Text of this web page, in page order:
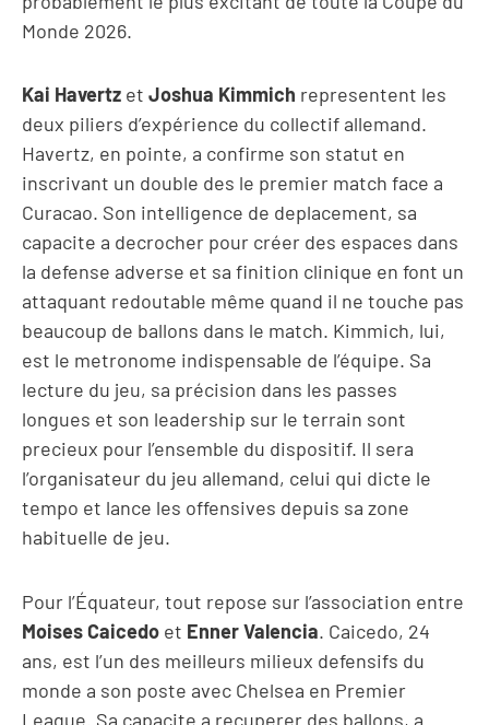
Monde 2026.
Kai Havertz et Joshua Kimmich representent les
deux piliers d’expérience du collectif allemand.
Havertz, en pointe, a confirme son statut en
inscrivant un double des le premier match face a
Curacao. Son intelligence de deplacement, sa
capacite a decrocher pour créer des espaces dans
la defense adverse et sa finition clinique en font un
attaquant redoutable même quand il ne touche pas
beaucoup de ballons dans le match. Kimmich, lui,
est le metronome indispensable de l’équipe. Sa
lecture du jeu, sa précision dans les passes
longues et son leadership sur le terrain sont
precieux pour l’ensemble du dispositif. Il sera
l’organisateur du jeu allemand, celui qui dicte le
tempo et lance les offensives depuis sa zone
habituelle de jeu.
Pour l’Équateur, tout repose sur l’association entre
Moises Caicedo et Enner Valencia. Caicedo, 24
ans, est l’un des meilleurs milieux defensifs du
monde a son poste avec Chelsea en Premier
League. Sa capacite a recuperer des ballons, a